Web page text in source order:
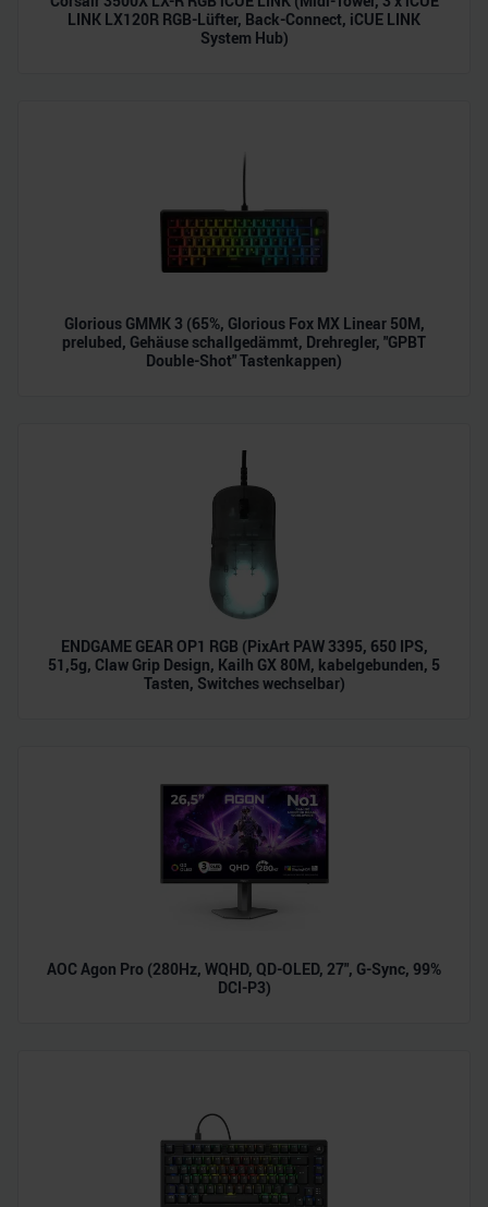
Verwendung unserer Website an unsere Partner für
soziale Medien, Werbung und Analysen weiter. Unsere
LINK LX120R RGB-Lüfter, Back-Connect, iCUE LINK
System Hub)
Glorious GMMK 3 (65%, Glorious Fox MX Linear 50M,
prelubed, Gehäuse schallgedämmt, Drehregler, "GPBT
Double-Shot" Tastenkappen)
ENDGAME GEAR OP1 RGB (PixArt PAW 3395, 650 IPS,
51,5g, Claw Grip Design, Kailh GX 80M, kabelgebunden, 5
Tasten, Switches wechselbar)
AOC Agon Pro (280Hz, WQHD, QD-OLED, 27", G-Sync, 99%
DCI-P3)